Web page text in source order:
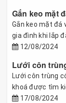
Gắn keo mặt
Gắn keo mặt đá
gia đình khi lắp
12/08/2024
Lưới côn
Lưới côn trùng
khoá được tìm
17/08/2024